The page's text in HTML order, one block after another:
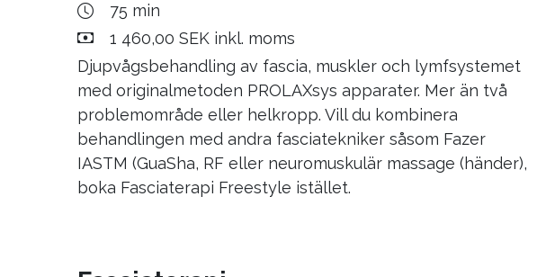
75 min
1 460,00 SEK inkl. moms
Djupvågsbehandling av fascia, muskler och lymfsystemet
med originalmetoden PROLAXsys apparater. Mer än två
problemområde eller helkropp. Vill du kombinera
behandlingen med andra fasciatekniker såsom Fazer
IASTM (GuaSha, RF eller neuromuskulär massage (händer),
boka Fasciaterapi Freestyle istället.